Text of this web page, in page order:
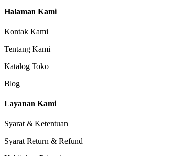
Halaman Kami
Kontak Kami
Tentang Kami
Katalog Toko
Blog
Layanan Kami
Syarat & Ketentuan
Syarat Return & Refund